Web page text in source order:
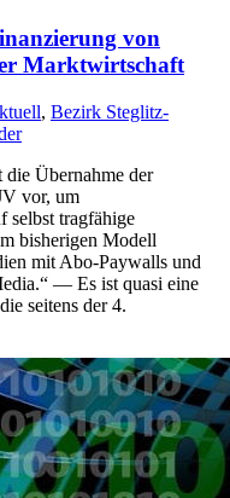
von
Marktwirtschaft
, Bezirk Steglitz-
Übernahme der
vor, um
selbst tragfähige
bisherigen Modell
mit Abo-Paywalls und
— Es ist quasi eine
seitens der 4.